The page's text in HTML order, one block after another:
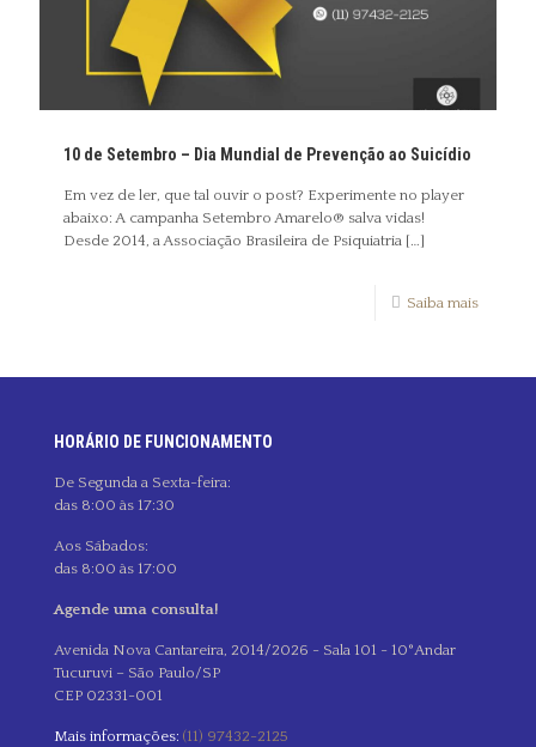
10 de Setembro – Dia Mundial de Prevenção ao Suicídio
Em vez de ler, que tal ouvir o post? Experimente no player
abaixo: A campanha Setembro Amarelo® salva vidas!
Desde 2014, a Associação Brasileira de Psiquiatria […]
Saiba mais
HORÁRIO DE FUNCIONAMENTO
De Segunda a Sexta-feira:
das 8:00 às 17:30
Aos Sábados:
das 8:00 às 17:00
Agende uma consulta!
Avenida Nova Cantareira, 2014/2026 - Sala 101 - 10°Andar
Tucuruvi – São Paulo/SP
CEP 02331-001
Mais informações: (11) 97432-2125